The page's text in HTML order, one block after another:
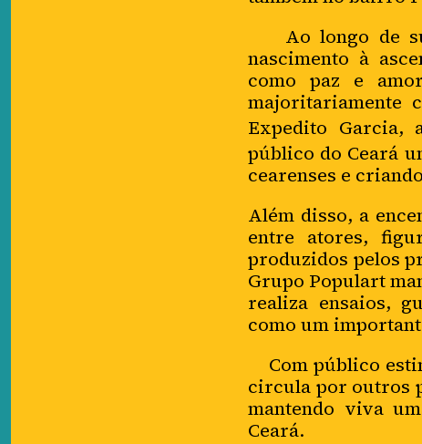
Ao longo de
nascimento à
como paz e
majoritariamente
Expedito Garcia,
público do Ceará
cearenses e
Além disso, a
entre atores,
produzidos pelos
Grupo Populart
realiza ensaios,
como um
Com público
circula por outros
mantendo viva
Ceará.